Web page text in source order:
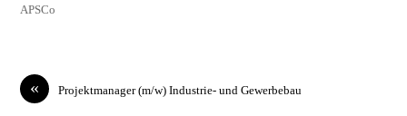
APSCo
« Projektmanager (m/w) Industrie- und Gewerbebau